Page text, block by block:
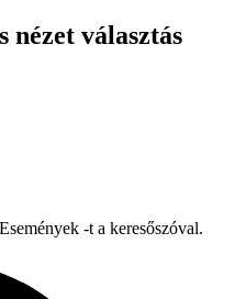
nézet választás
-t a keresőszóval.